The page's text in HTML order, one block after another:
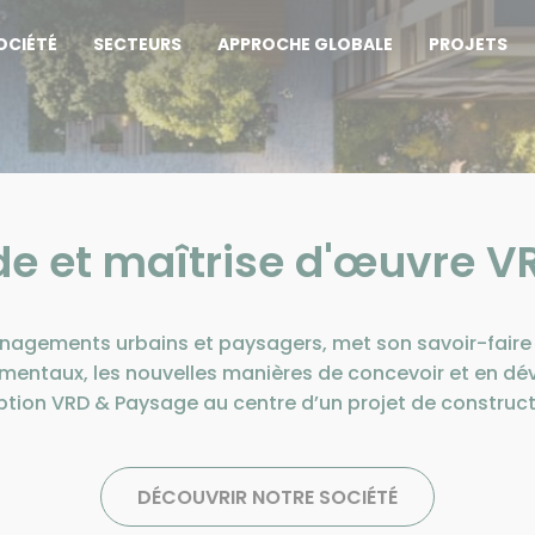
SECTEURS APPROCHE GLOBALE PROJETS
et maîtrise d'œuvre
urbains et paysagers, met son savoir-
les nouvelles manières de concevoir et en
VRD & Paysage au centre d’un projet de
DÉCOUVRIR NOTRE SOCIÉTÉ